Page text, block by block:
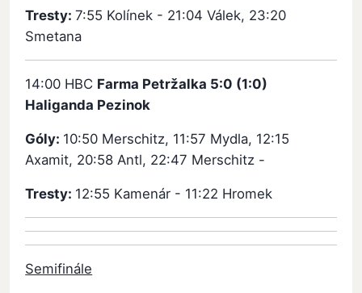
Tresty:7:55 Kolínek - 21:04 Válek, 23:20
Smetana
14:00 HBC Farma Petržalka 5:0 (1:0)
Haliganda Pezinok
Góly: 10:50 Merschitz, 11:57 Mydla, 12:15
Axamit, 20:58 Antl, 22:47 Merschitz -
Tresty: 12:55 Kamenár - 11:22 Hromek
Semifinále